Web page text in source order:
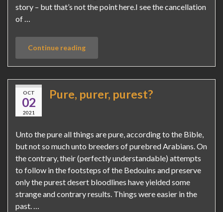
story – but that’s not the point here.I see the cancellation
of …
Continue reading
OCT
02
2021
Pure, purer, purest?
Unto the pure all things are pure, according to the Bible,
but not so much unto breeders of purebred Arabians. On
the contrary, their (perfectly understandable) attempts
to follow in the footsteps of the Bedouins and preserve
only the purest desert bloodlines have yielded some
strange and contrary results. Things were easier in the
past. …